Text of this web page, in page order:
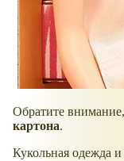
Обратите
картона.
Кукольная одежда